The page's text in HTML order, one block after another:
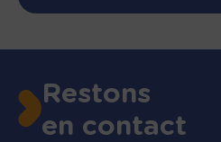
Restons
en contact